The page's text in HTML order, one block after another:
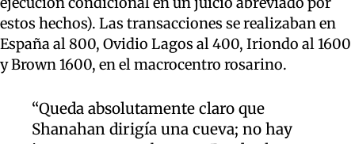
estos hechos). Las transacciones se realizaban en
España al 800, Ovidio Lagos al 400, Iriondo al 1600
y Brown 1600, en el macrocentro rosarino.
“Queda absolutamente claro que
Shanahan dirigía una cueva; no hay